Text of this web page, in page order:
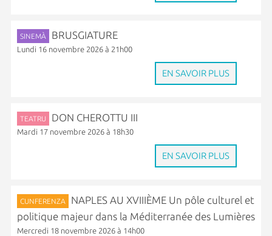
SINEMÀ BRUSGIATURE
Lundi 16 novembre 2026 à 21h00
EN SAVOIR PLUS
TEATRU DON CHEROTTU III
Mardi 17 novembre 2026 à 18h30
EN SAVOIR PLUS
CUNFERENZA
NAPLES AU XVIIIÈME Un pôle culturel et
politique majeur dans la Méditerranée des Lumières
Mercredi 18 novembre 2026 à 14h00